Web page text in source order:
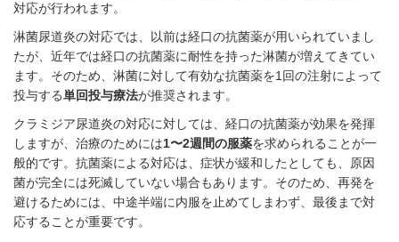
対応が行われます。
淋菌尿道炎の対応では、以前は経口の抗菌薬が用いられていまし
たが、近年では経口の抗菌薬に耐性を持った淋菌が増えてきてい
ます。そのため、淋菌に対して有効な抗菌薬を1回の注射によって
投与する単回投与療法が推奨されます。
クラミジア尿道炎の対応に対しては、経口の抗菌薬が効果を発揮
しますが、治療のためには1〜2週間の服薬を求められることが一
般的です。抗菌薬による対応は、症状が緩和したとしても、原因
菌が完全には死滅していない場合もあります。そのため、再発を
避けるためには、中途半端に内服を止めてしまわず、最後まで対
応することが重要です。